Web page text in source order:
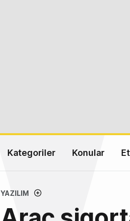
Kategoriler Konular
YAZILIM